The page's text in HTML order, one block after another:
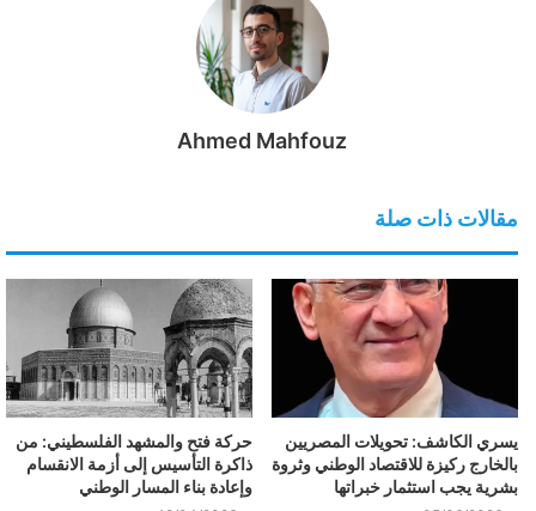
Ahmed Mahfouz
مقالات ذات صلة
يسري الكاشف: تحويلات المصريين
بالخارج ركيزة للاقتصاد الوطني وثروة
بشرية يجب استثمار خبراتها
حركة فتح والمشهد الفلسطيني: من
ذاكرة التأسيس إلى أزمة الانقسام
وإعادة بناء المسار الوطني